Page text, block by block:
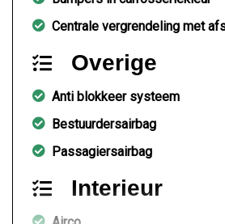
Centrale vergrendeling met
Overige
Anti blokkeer systeem
Bestuurdersairbag
Passagiersairbag
Interieur